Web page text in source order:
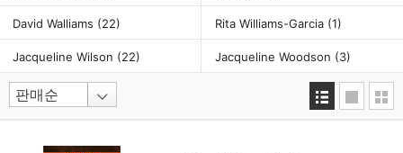
David Walliams (22) Rita Williams-Garcia (1)
Jacqueline Wilson (22) Jacqueline Woodson (3)